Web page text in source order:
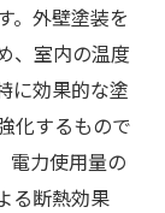
。外壁塗装を
、室内の温度
に効果的な塗
化するもので
電力使用量の
る断熱効果